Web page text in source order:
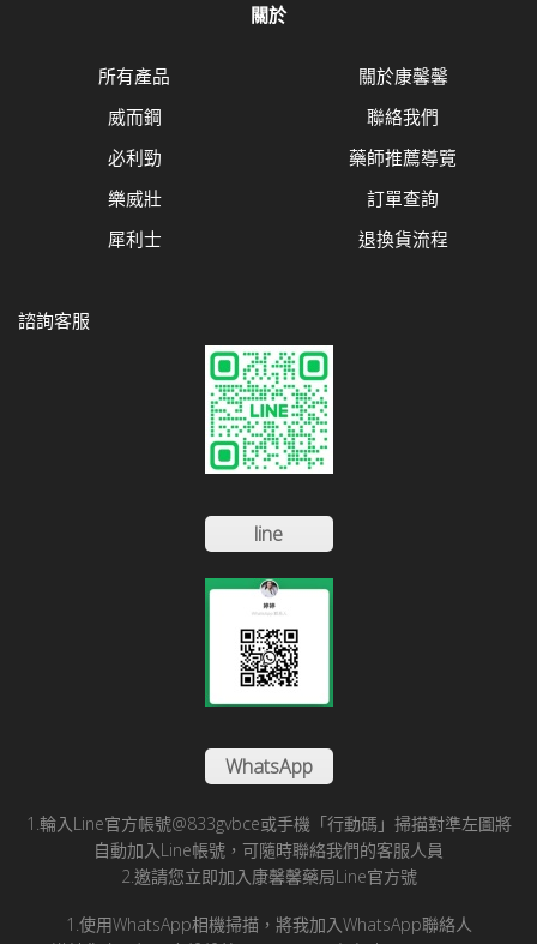
關於
所有產品
威而鋼
必利勁
樂威壯
犀利士
關於康馨馨
聯絡我們
藥師推薦導覽
訂單查詢
退換貨流程
諮詢客服
line
WhatsApp
1.輪入Line官方帳號@833gvbce或手機「行動碼」掃描對準左圖將
自動加入Line帳號，可隨時聯絡我們的客服人員
2.邀請您立即加入康馨馨藥局Line官方號
1.使用WhatsApp相機掃描，將我加入WhatsApp聯絡人